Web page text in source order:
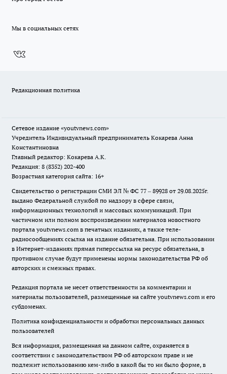
Мы в социальных сетях
Редакционная политика
Сетевое издание «youtvnews.com»
Учредитель Индивидуальный предприниматель Кокарева Анна
Константиновна
Главный редактор: Кокарева А.К.
Редакция: 8 (8352) 202-400
Возрастная категория сайта: 16+
Свидетельство о регистрации СМИ ЭЛ № ФС 77 – 89928 от 29.08.2025г.
выдано Федеральной службой по надзору в сфере связи,
информационных технологий и массовых коммуникаций. При
частичном или полном воспроизведении материалов новостного
портала youtvnews.com в печатных изданиях, а также теле-
радиосообщениях ссылка на издание обязательна. При использовании
в Интернет-изданиях прямая гиперссылка на ресурс обязательна, в
противном случае будут применены нормы законодательства РФ об
авторских и смежных правах.
Редакция портала не несет ответственности за комментарии и
материалы пользователей, размещенные на сайте youtvnews.com и его
субдоменах.
Политика конфиденциальности и обработки персональных данных
пользователей
Вся информация, размещенная на данном сайте, охраняется в
соответствии с законодательством РФ об авторском праве и не
подлежит использованию кем-либо в какой бы то ни было форме, в